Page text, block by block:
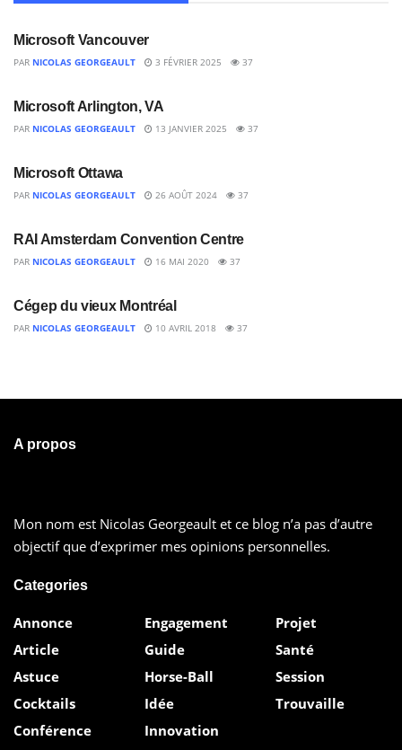
Microsoft Vancouver
PAR NICOLAS GEORGEAULT 3 FÉVRIER 2025 37
Microsoft Arlington, VA
PAR NICOLAS GEORGEAULT 13 JANVIER 2025 37
Microsoft Ottawa
PAR NICOLAS GEORGEAULT 26 AOÛT 2024 37
RAI Amsterdam Convention Centre
PAR NICOLAS GEORGEAULT 16 MAI 2020 37
Cégep du vieux Montréal
PAR NICOLAS GEORGEAULT 10 AVRIL 2018 37
A propos
Mon nom est Nicolas Georgeault et ce blog n’a pas d’autre
objectif que d’exprimer mes opinions personnelles.
Categories
Annonce
Article
Astuce
Cocktails
Conférence
Engagement
Guide
Horse-Ball
Idée
Innovation
Projet
Santé
Session
Trouvaille